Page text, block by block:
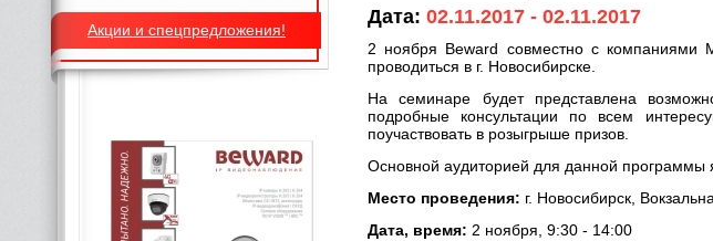
Дата: 02.11.2017 - 02.11.2017
2 ноября Beward совместно с компаниями
проводиться в г. Новосибирске.
На семинаре будет представлена
подробные консультации по всем
поучаствовать в розыгрыше призов.
Основной аудиторией для данной программы
Место проведения: г. Новосибирск,
Дата, время: 2 ноября, 9:30 - 14:00
Акции и спецпредложения!